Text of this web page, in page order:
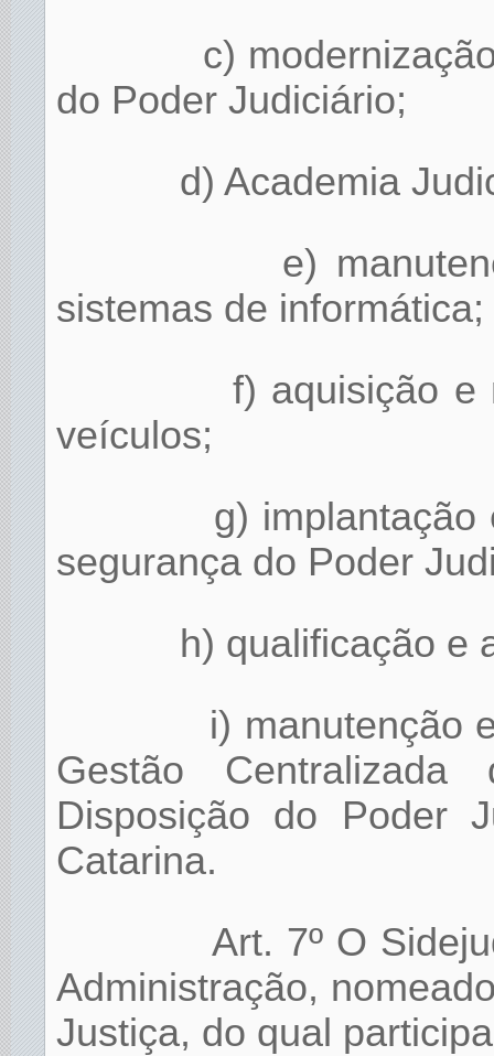
c)
do Poder Judiciário;
d) Academia
e)
sistemas de informática;
f) aquisição e
veículos;
g) implantação
segurança do Poder
h) qualificação e
i) manutenção
Gestão
Disposição do Poder
Catarina.
Art. 7º O
Administração,
Justiça, do qual